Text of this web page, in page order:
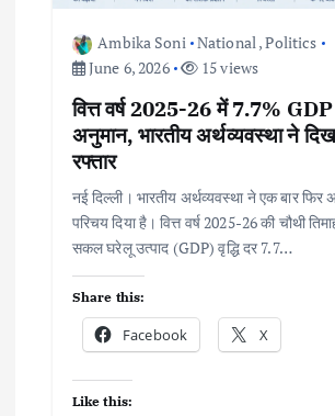
Ambika Soni National,Politics
June 6, 2026
15 views
वित्त वर्ष 2025-26 में 7.7% GDP
अनुमान, भारतीय अर्थव्यवस्था ने
रफ्तार
नई दिल्ली। भारतीय अर्थव्यवस्था ने एक बार फिर
परिचय दिया है। वित्त वर्ष 2025-26 की चौथी
सकल घरेलू उत्पाद (GDP) वृद्धि दर 7.7…
Share this:
Facebook X
Like this: